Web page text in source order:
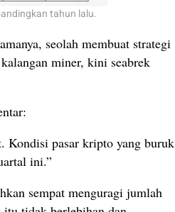
tahun lalu.
seolah membuat strategi
miner, kini seabrek
Kondisi pasar kripto yang buruk
ini.”
sempat menguragi jumlah